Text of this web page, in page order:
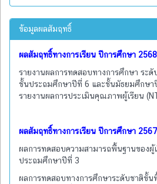
ข้อมูลผลสัมฤทธิ์
ผลสัมฤทธิ์ทางการเรียน ปีการศึกษา 2568
รายงานผลการทดสอบทางการศึกษา ระ
ชั้นประถมศึกษาปีที่ 6 และชั้นมัธยมศึกษา
รายงานผลการประเมินคุณภาพผู้เรียน
ผลสัมฤทธิ์ทางการเรียน ปีการศึกษา 2567
ผลการทดสอบความสามารถพื้นฐานของผู้
ประถมศึกษาปีที่ 3
ผลการทดสอบทางการศึกษาระดับชาติขั้น